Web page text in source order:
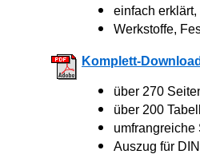
einfach
Werkstoffe,
Komplett-
über 270
über 200
umfrangreiche
Auszug für